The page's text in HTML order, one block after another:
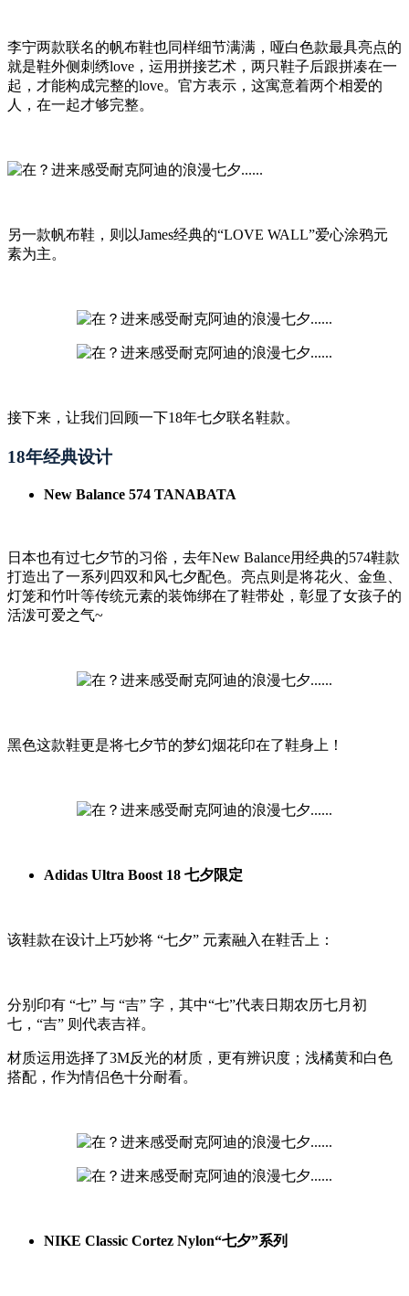
李宁两款联名的帆布鞋也同样细节满满，哑白色款最具亮点的
就是鞋外侧刺绣love，运用拼接艺术，两只鞋子后跟拼凑在一
起，才能构成完整的love。官方表示，这寓意着两个相爱的
人，在一起才够完整。
另一款帆布鞋，则以James经典的“LOVE WALL”爱心涂鸦元
素为主。
接下来，让我们回顾一下18年七夕联名鞋款。
18年经典设计
New Balance 574 TANABATA
日本也有过七夕节的习俗，去年New Balance用经典的574鞋款
打造出了一系列四双和风七夕配色。亮点则是将花火、金鱼、
灯笼和竹叶等传统元素的装饰绑在了鞋带处，彰显了女孩子的
活泼可爱之气~
黑色这款鞋更是将七夕节的梦幻烟花印在了鞋身上！
Adidas Ultra Boost 18 七夕限定
该鞋款在设计上巧妙将 “七夕” 元素融入在鞋舌上：
分别印有 “七” 与 “吉” 字，其中“七”代表日期农历七月初
七，“吉” 则代表吉祥。
材质运用选择了3M反光的材质，更有辨识度；浅橘黄和白色
搭配，作为情侣色十分耐看。
NIKE Classic Cortez Nylon“七夕”系列